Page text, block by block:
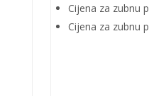
Cijena za zubnu
Cijena za zubnu